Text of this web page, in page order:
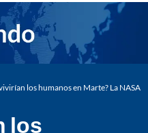
los humanos en Marte? La NASA
los